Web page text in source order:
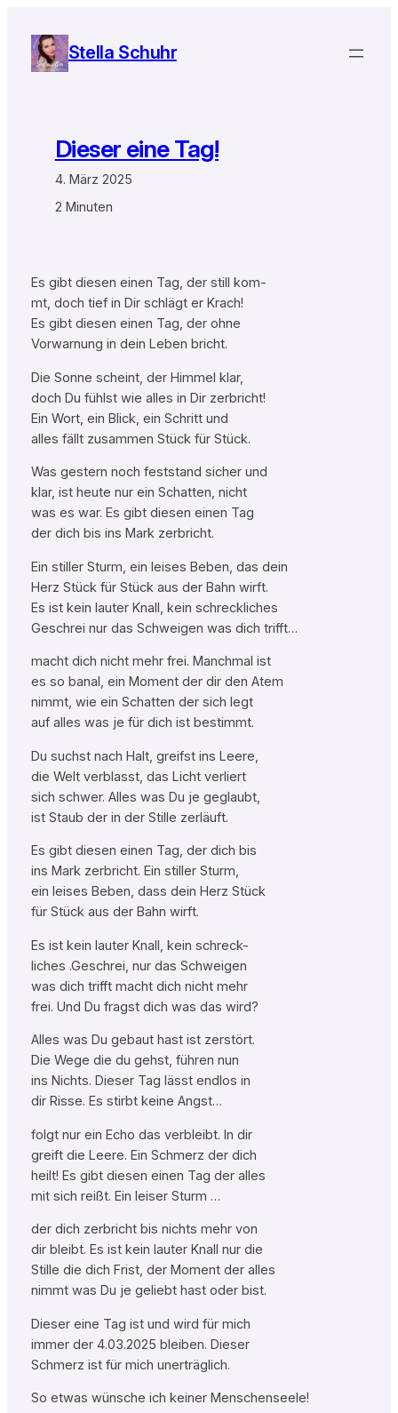
Inhalt
springen
Stella Schuhr
Dieser eine Tag!
4. März 2025
2 Minuten
Es gibt diesen einen Tag, der still kom-
mt, doch tief in Dir schlägt er Krach!
Es gibt diesen einen Tag, der ohne
Vorwarnung in dein Leben bricht.
Die Sonne scheint, der Himmel klar,
doch Du fühlst wie alles in Dir zerbricht!
Ein Wort, ein Blick, ein Schritt und
alles fällt zusammen Stück für Stück.
Was gestern noch feststand sicher und
klar, ist heute nur ein Schatten, nicht
was es war. Es gibt diesen einen Tag
der dich bis ins Mark zerbricht.
Ein stiller Sturm, ein leises Beben, das dein
Herz Stück für Stück aus der Bahn wirft.
Es ist kein lauter Knall, kein schreckliches
Geschrei nur das Schweigen was dich trifft…
macht dich nicht mehr frei. Manchmal ist
es so banal, ein Moment der dir den Atem
nimmt, wie ein Schatten der sich legt
auf alles was je für dich ist bestimmt.
Du suchst nach Halt, greifst ins Leere,
die Welt verblasst, das Licht verliert
sich schwer. Alles was Du je geglaubt,
ist Staub der in der Stille zerläuft.
Es gibt diesen einen Tag, der dich bis
ins Mark zerbricht. Ein stiller Sturm,
ein leises Beben, dass dein Herz Stück
für Stück aus der Bahn wirft.
Es ist kein lauter Knall, kein schreck-
liches .Geschrei, nur das Schweigen
was dich trifft macht dich nicht mehr
frei. Und Du fragst dich was das wird?
Alles was Du gebaut hast ist zerstört.
Die Wege die du gehst, führen nun
ins Nichts. Dieser Tag lässt endlos in
dir Risse. Es stirbt keine Angst…
folgt nur ein Echo das verbleibt. In dir
greift die Leere. Ein Schmerz der dich
heilt! Es gibt diesen einen Tag der alles
mit sich reißt. Ein leiser Sturm …
der dich zerbricht bis nichts mehr von
dir bleibt. Es ist kein lauter Knall nur die
Stille die dich Frist, der Moment der alles
nimmt was Du je geliebt hast oder bist.
Dieser eine Tag ist und wird für mich
immer der 4.03.2025 bleiben. Dieser
Schmerz ist für mich unerträglich.
So etwas wünsche ich keiner Menschenseele!